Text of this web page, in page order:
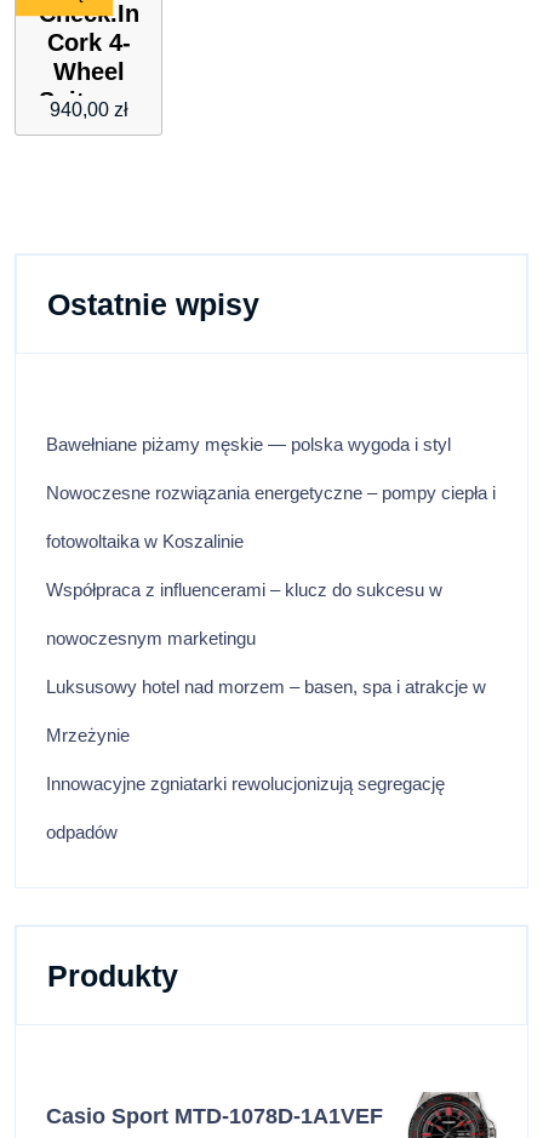
Check.In
Cork 4-
Wheel
Suitcase
Set 3-pcs.
940,00 zł
Ostatnie wpisy
Bawełniane piżamy męskie — polska wygoda i styl
Nowoczesne rozwiązania energetyczne – pompy ciepła i
fotowoltaika w Koszalinie
Współpraca z influencerami – klucz do sukcesu w
nowoczesnym marketingu
Luksusowy hotel nad morzem – basen, spa i atrakcje w
Mrzeżynie
Innowacyjne zgniatarki rewolucjonizują segregację
odpadów
Produkty
Casio Sport MTD-1078D-1A1VEF